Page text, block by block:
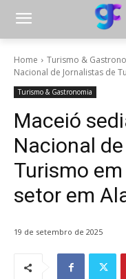
Home Turismo &
Nacional de Jornalistas de
Turismo & Gastronomia
Maceió
Nacional
Turismo
setor em
19 de setembro de 2025